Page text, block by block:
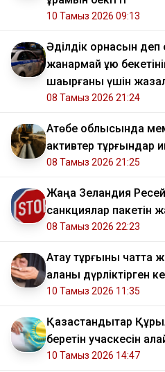
10 Тамыз 2026 09:13
Әділдік орнасын деп
жанармай құю
шақырғаны үшін
08 Тамыз 2026 21:24
​Ақтөбе облысында
активтер тұрғындар
08 Тамыз 2026 21:25
Жаңа Зеландия
санкциялар пакетін
08 Тамыз 2026 22:23
Ақтау тұрғыны чатта
қаланы дүрліктірген
10 Тамыз 2026 11:35
Қазақстандықтар
беретін учаскесін
10 Тамыз 2026 14:47